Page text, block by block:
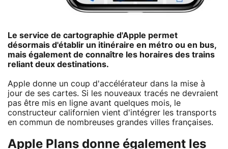
Le service de cartographie d'Apple permet
désormais d'établir un itinéraire en métro ou en bus,
mais également de connaître les horaires des trains
reliant deux destinations.
Apple donne un coup d'accélérateur dans la mise à
jour de ses cartes. Si les nouveaux tracés ne devraient
pas être mis en ligne avant quelques mois, le
constructeur californien vient d'intégrer les transports
en commun de nombreuses grandes villes françaises.
Apple Plans donne également les